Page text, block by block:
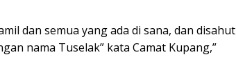
dan semua yang ada di sana, dan disahut
nama Tuselak” kata Camat Kupang,”